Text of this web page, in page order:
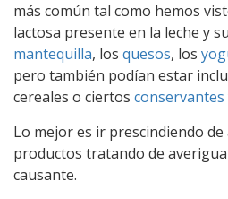
más común tal como hemos
lactosa presente en la leche y
mantequilla, los quesos, los
pero también podían estar
cereales o ciertos conservantes
Lo mejor es ir prescindiendo
productos tratando de
causante.